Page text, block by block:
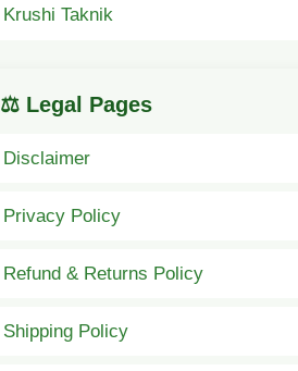
Krushi Taknik
⚖️ Legal Pages
Disclaimer
Privacy Policy
Refund & Returns Policy
Shipping Policy